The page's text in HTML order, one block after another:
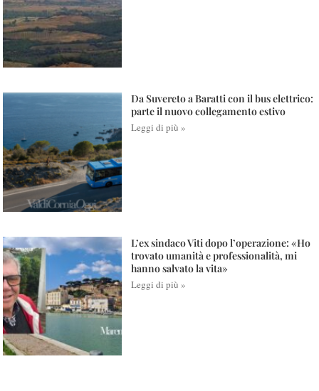
Da Suvereto a Baratti con il bus elettrico:
parte il nuovo collegamento estivo
Leggi di più »
L’ex sindaco Viti dopo l’operazione: «Ho
trovato umanità e professionalità, mi
hanno salvato la vita»
Leggi di più »